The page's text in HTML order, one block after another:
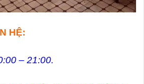
HỆ:
– 21:00.